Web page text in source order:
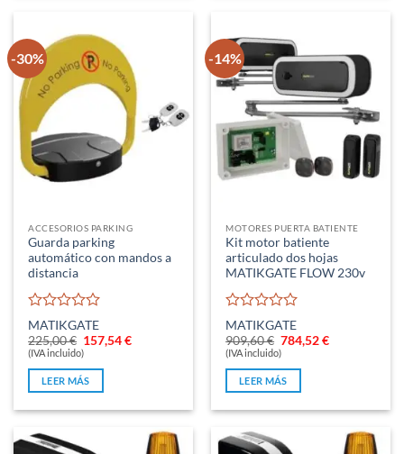
-30%
ACCESORIOS PARKING
Guarda parking
automático con mandos a
distancia
Valorado
con
0
MATIKGATE
225,00€ El
precio
era:
225,00 €.
157,54€El
(IVA incluido)
LEER MÁS
-14%
MOTORES PUERTA BATIENTE
Kit motor batiente
articulado dos hojas
MATIKGATE FLOW 230v
Valorado
con
0
MATIKGATE
909,60€ El
precio
era:
909,60 €.
784,52€El
(IVA incluido)
LEER MÁS